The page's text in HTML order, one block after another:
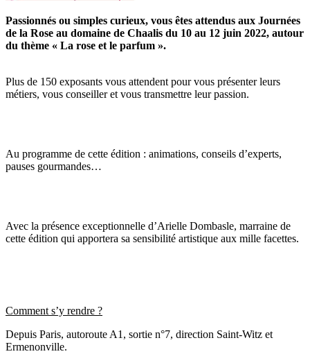
Passionnés ou simples curieux, vous êtes attendus aux Journées
de la Rose au domaine de Chaalis du 10 au 12 juin 2022, autour
du thème « La rose et le parfum ».
Plus de 150 exposants vous attendent pour vous présenter leurs
métiers, vous conseiller et vous transmettre leur passion.
Au programme de cette édition : animations, conseils d’experts,
pauses gourmandes…
Avec la présence exceptionnelle d’Arielle Dombasle, marraine de
cette édition qui apportera sa sensibilité artistique aux mille facettes.
Comment s’y rendre ?
Depuis Paris, autoroute A1, sortie n°7, direction Saint-Witz et
Ermenonville.